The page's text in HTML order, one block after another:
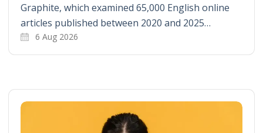
Graphite, which examined 65,000 English online
articles published between 2020 and 2025…
6 Aug 2026